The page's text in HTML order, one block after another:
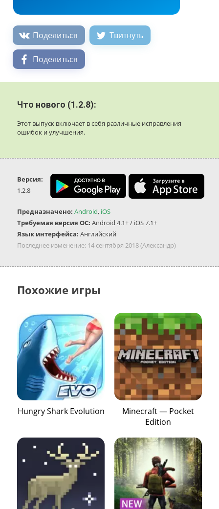
Поделиться Твитнуть
Поделиться
Что нового (1.2.8):
Этот выпуск включает в себя различные исправления
ошибок и улучшения.
Версия:
1.2.8
Предназначено: Android, iOS
Требуемая версия ОС: Android 4.1+ / iOS 7.1+
Язык интерфейса: Английский
Последнее изменение: 14 сентября 2018(Александр)
Похожие игры
Hungry Shark Evolution
Minecraft — Pocket
Edition